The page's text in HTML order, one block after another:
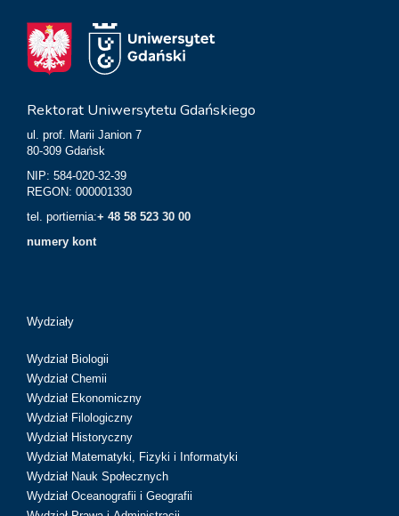
Rektorat Uniwersytetu Gdańskiego
ul. prof. Marii Janion 7
80-309 Gdańsk
NIP: 584-020-32-39
REGON: 000001330
tel. portiernia:+ 48 58 523 30 00
numery kont
Wydziały
Wydział Biologii
Wydział Chemii
Wydział Ekonomiczny
Wydział Filologiczny
Wydział Historyczny
Wydział Matematyki, Fizyki i Informatyki
Wydział Nauk Społecznych
Wydział Oceanografii i Geografii